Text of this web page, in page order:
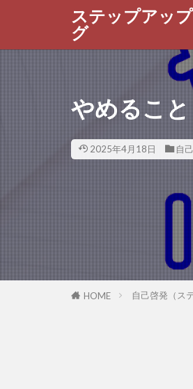
ステップアッ
グ
やめるこ
2025年4月18日 自
HOME 自己啓発（ス